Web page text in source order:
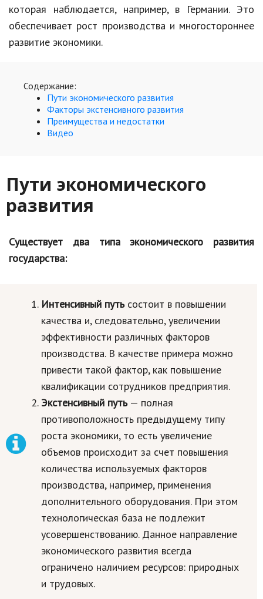
Hi-Tech. Интернет
Недвижимость
Спорт и фитнес
Психология и отношения
Разное
Работа и бизнес
Еда и напитки
Домашние животные
Семья и дети
Путешествия
Строительство
Культура и общество
Мода и стиль
Бизнес
Хобби и развлечения
Финансы
Юриспруденция
Природа
Образование
которая наблюдается, например, в Германии. Это
обеспечивает рост производства и многостороннее
развитие экономики.
Содержание:
Пути экономического развития
Факторы экстенсивного развития
Преимущества и недостатки
Видео
Пути экономического
развития
Существует два типа экономического развития
государства:
Интенсивный путьсостоит в повышении
качества и, следовательно, увеличении
эффективности различных факторов
производства. В качестве примера можно
привести такой фактор, как повышение
квалификации сотрудников предприятия.
Экстенсивный путь— полная
противоположность предыдущему типу
роста экономики, то есть увеличение
объемов происходит за счет повышения
количества используемых факторов
производства, например, применения
дополнительного оборудования. При этом
технологическая база не подлежит
усовершенствованию. Данное направление
экономического развития всегда
ограничено наличием ресурсов: природных
и трудовых.